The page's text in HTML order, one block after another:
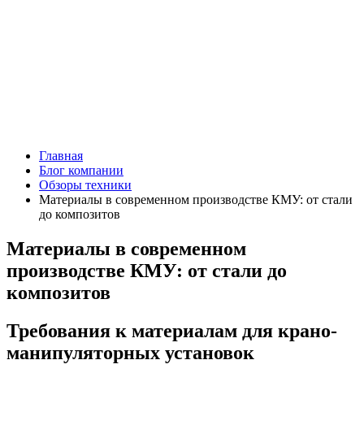
Главная
Блог компании
Обзоры техники
Материалы в современном производстве КМУ: от стали
до композитов
Материалы в современном
производстве КМУ: от стали до
композитов
Требования к материалам для крано-
манипуляторных установок